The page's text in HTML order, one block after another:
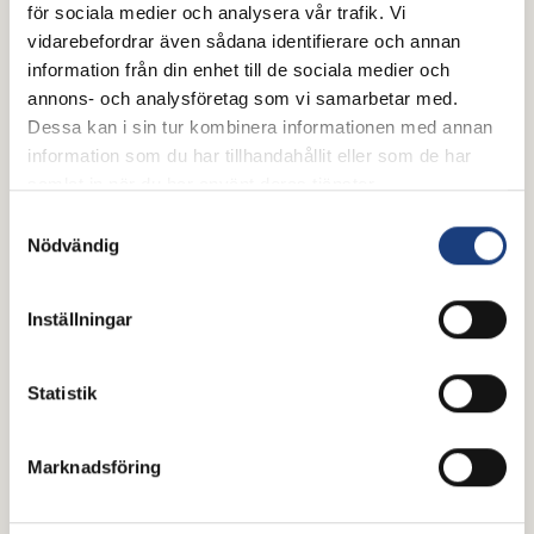
för sociala medier och analysera vår trafik. Vi
vidarebefordrar även sådana identifierare och annan
information från din enhet till de sociala medier och
annons- och analysföretag som vi samarbetar med.
Dessa kan i sin tur kombinera informationen med annan
information som du har tillhandahållit eller som de har
Nödvändig
Inställningar
Statistik
Marknadsföring
Oavsett om du kopplar av i hängmattan, kör en lång
biltur eller pysslar i stallet är en bra podd det
perfekta sällskapet. Här har vi samlat några tips för
dig som vill inspireras, lära dig mer eller bara njuta
av samtal om hästar, islandshästar och travsport.
Trevlig lyssning!